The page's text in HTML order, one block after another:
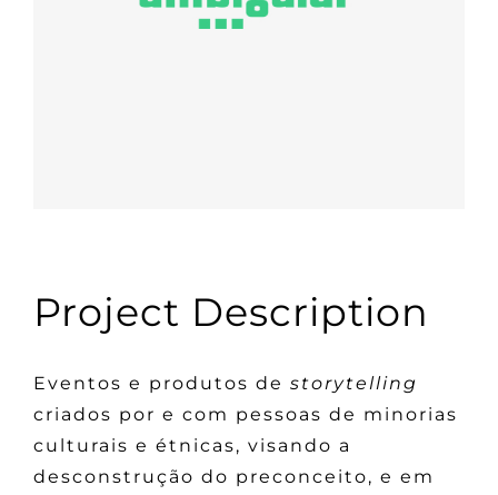
Project Description
Eventos e produtos de storytelling
criados por e com pessoas de minorias
culturais e étnicas, visando a
desconstrução do preconceito, e em